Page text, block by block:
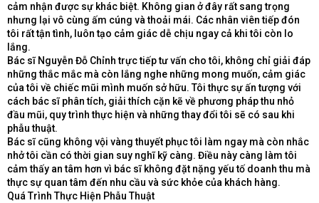
cảm nhận được sự khác biệt. Không gian ở đây rất sang trọng
nhưng lại vô cùng ấm cúng và thoải mái. Các nhân viên tiếp đón
tôi rất tận tình, luôn tạo cảm giác dễ chịu ngay cả khi tôi còn lo
lắng.
Bác sĩ Nguyễn Đỗ Chỉnh trực tiếp tư vấn cho tôi, không chỉ giải đáp
những thắc mắc mà còn lắng nghe những mong muốn, cảm giác
của tôi về chiếc mũi mình muốn sở hữu. Tôi thực sự ấn tượng với
cách bác sĩ phân tích, giải thích cặn kẽ về phương pháp thu nhỏ
đầu mũi, quy trình thực hiện và những thay đổi tôi sẽ có sau khi
phẫu thuật.
Bác sĩ cũng không vội vàng thuyết phục tôi làm ngay mà còn nhắc
nhở tôi cần có thời gian suy nghĩ kỹ càng. Điều này càng làm tôi
cảm thấy an tâm hơn vì bác sĩ không đặt nặng yếu tố doanh thu mà
thực sự quan tâm đến nhu cầu và sức khỏe của khách hàng.
Quá Trình Thực Hiện Phẫu Thuật